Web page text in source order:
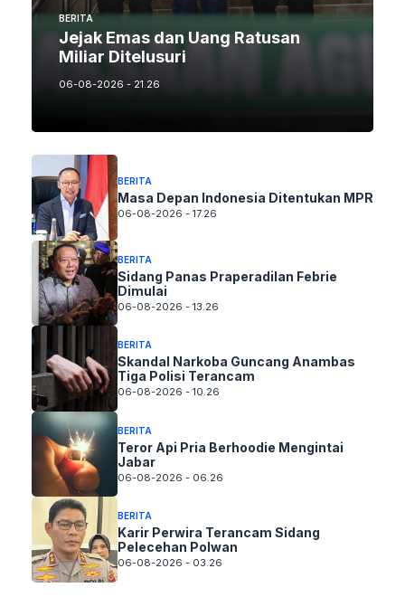
BERITA
Jejak Emas dan Uang Ratusan
Miliar Ditelusuri
06-08-2026 - 21.26
BERITA
Masa Depan Indonesia Ditentukan MPR
06-08-2026 - 17.26
BERITA
Sidang Panas Praperadilan Febrie
Dimulai
06-08-2026 - 13.26
BERITA
Skandal Narkoba Guncang Anambas
Tiga Polisi Terancam
06-08-2026 - 10.26
BERITA
Teror Api Pria Berhoodie Mengintai
Jabar
06-08-2026 - 06.26
BERITA
Karir Perwira Terancam Sidang
Pelecehan Polwan
06-08-2026 - 03.26